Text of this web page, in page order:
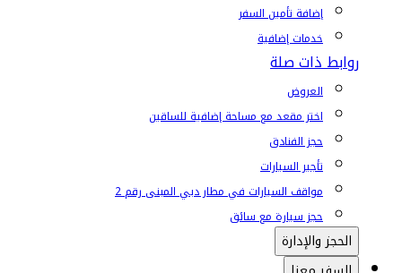
إضافة تأمين السفر
خدمات إضافية
روابط ذات صلة
العروض
اختر مقعد مع مساحة إضافية للساقين
حجز الفنادق
تأجير السيارات
مواقف السيارات في مطار دبي المبنى رقم 2
حجز سيارة مع سائق
الحجز والإدارة